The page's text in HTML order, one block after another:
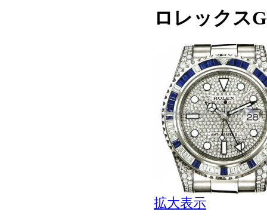
ロレックス
拡大表示